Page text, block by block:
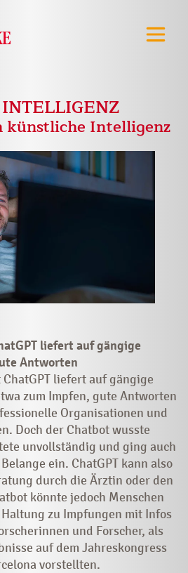
künstliche Intelligenz
liefert auf gängige
Antworten
liefert auf gängige
zum Impfen, gute Antworten
Organisationen und
Doch der Chatbot wusste
unvollständig und ging auch
ein. ChatGPT kann also
durch die Ärztin oder den
könnte jedoch Menschen
zu Impfungen mit Infos
und Forscher, als
auf dem Jahreskongress
vorstellten.